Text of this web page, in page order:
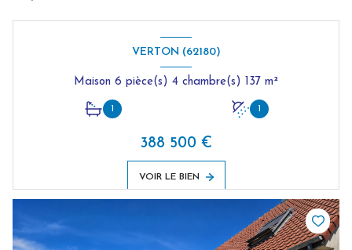
VERTON (62180)
Maison 6 pièce(s) 4 chambre(s) 137 m²
1 1
388 500 €
VOIR LE BIEN